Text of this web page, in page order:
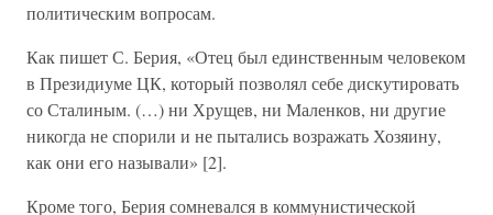
политическим вопросам.
Как пишет С. Берия, «Отец был единственным человеком
в Президиуме ЦК, который позволял себе дискутировать
со Сталиным. (…) ни Хрущев, ни Маленков, ни другие
никогда не спорили и не пытались возражать Хозяину,
как они его называли» [2].
Кроме того, Берия сомневался в коммунистической